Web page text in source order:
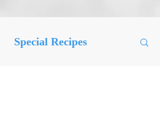
Special Recipes